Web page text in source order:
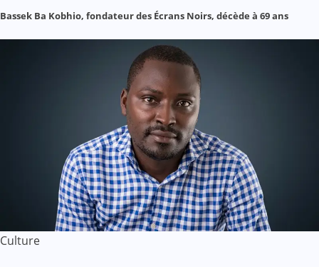
Bassek Ba Kobhio, fondateur des Écrans Noirs, décède à 69 ans
Culture